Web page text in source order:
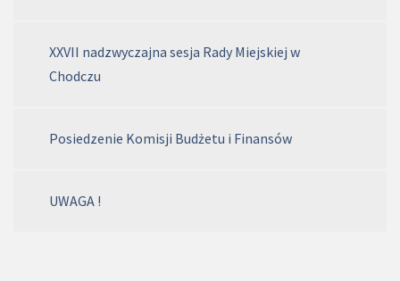
XXVII nadzwyczajna sesja Rady Miejskiej w
Chodczu
Posiedzenie Komisji Budżetu i Finansów
UWAGA !